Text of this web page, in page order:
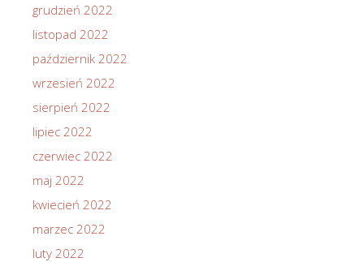
grudzień 2022
listopad 2022
październik 2022
wrzesień 2022
sierpień 2022
lipiec 2022
czerwiec 2022
maj 2022
kwiecień 2022
marzec 2022
luty 2022